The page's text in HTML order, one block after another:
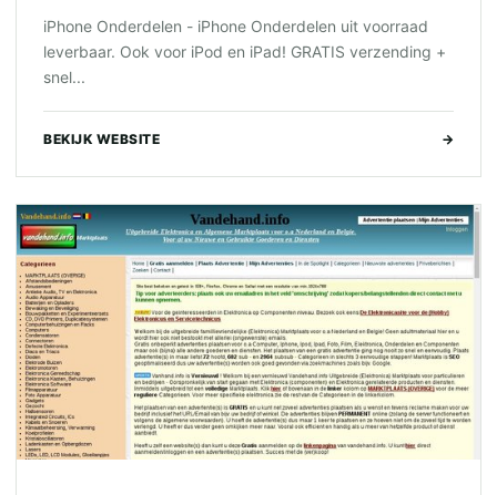
iPhone Onderdelen - iPhone Onderdelen uit voorraad
leverbaar. Ook voor iPod en iPad! GRATIS verzending +
snel...
BEKIJK WEBSITE →